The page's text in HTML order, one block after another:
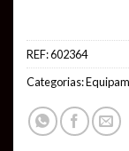
REF:602364
Categorias: